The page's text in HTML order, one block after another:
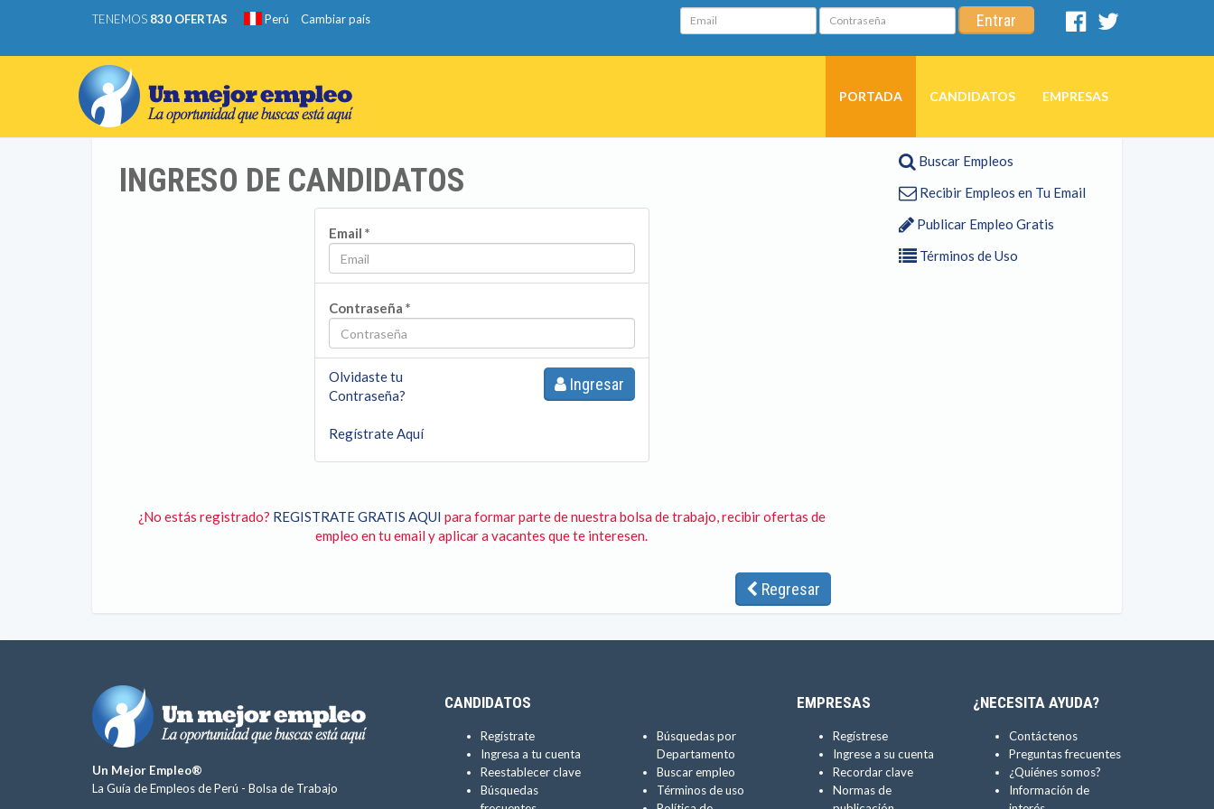
TENEMOS 830 OFERTAS Perú Cambiar país Email Contraseña Entrar
Facebook
PORTADA CANDIDATOS EMPRESAS
INGRESO DE CANDIDATOS
Email *
Contraseña *
Olvidaste tu
Contraseña?
Regístrate Aquí
Ingresar
¿No estás registrado? REGISTRATE GRATIS AQUI para formar parte de nuestra bolsa de trabajo, recibir ofertas de
empleo en tu email y aplicar a vacantes que te interesen.
Regresar
Buscar Empleos
Recibir Empleos en Tu Email
Publicar Empleo Gratis
Términos de Uso
Un Mejor Empleo®
La Guía de Empleos de Perú - Bolsa de Trabajo
CANDIDATOS
Regístrate
Ingresa a tu cuenta
Reestablecer clave
Búsquedas
Búsquedas por
Departamento
Buscar empleo
Términos de uso
EMPRESAS
Regístrese
Ingrese a su cuenta
Recordar clave
Normas de
¿NECESITA AYUDA?
Contáctenos
Preguntas frecuentes
¿Quiénes somos?
Información de